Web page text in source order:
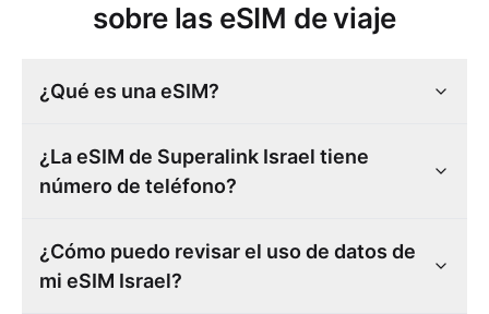
sobre las eSIM de viaje
¿Qué es una eSIM?
¿La eSIM de Superalink Israel tiene
número de teléfono?
¿Cómo puedo revisar el uso de datos de
mi eSIM Israel?